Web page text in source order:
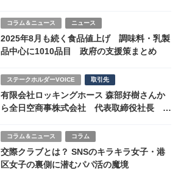
コラム＆ニュース ニュース
2025年8月も続く食品値上げ 調味料・乳製
品中心に1010品目 政府の支援策まとめ
ステークホルダーVOICE 取引先
有限会社ロッキングホース 森部好樹さんか
ら全日空商事株式会社 代表取締役社長 志
コラム＆ニュース コラム
交際クラブとは？ SNSのキラキラ女子・港
区女子の裏側に潜むパパ活の魔境